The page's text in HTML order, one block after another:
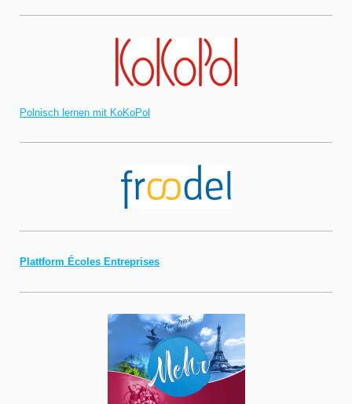
Polnisch lernen mit KoKoPol
Plattform Écoles Entreprises